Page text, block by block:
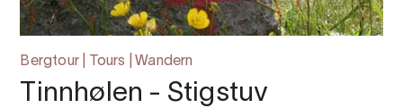
Bergtour | Tours | Wandern
Tinnhølen - Stigstuv